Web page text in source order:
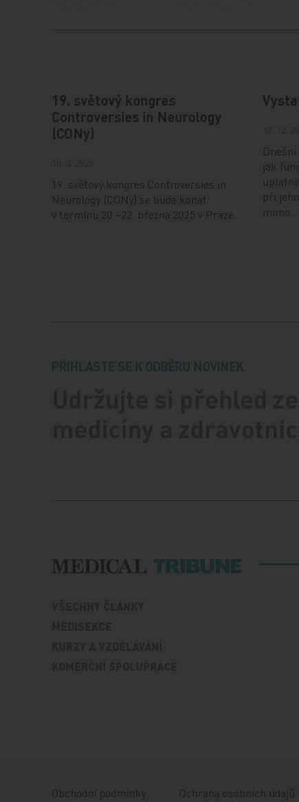
19. světový kongres
Controversies in Neurology
(CONy)
19. světový kongres Controversies in
Neurology (CONy) se bude konat
v termínu 20.–22. března 2025 v Praze.
jak
při
mimo…
PŘIHLASTE SE K ODBĚRU NOVINEK.
Obchodní podmínky Ochrana osobních údajů